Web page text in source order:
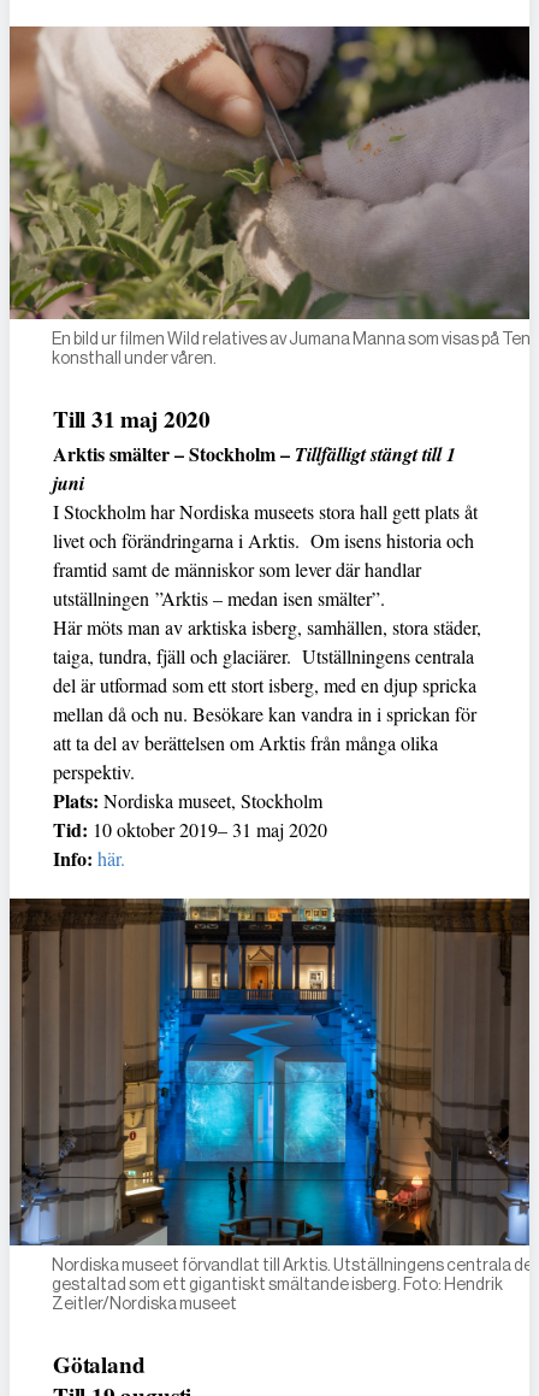
En bild ur filmen Wild relatives av Jumana Manna som visas på
konsthall under våren.
Till 31 maj 2020
Arktis smälter – Stockholm – Tillfälligt stängt till 1
juni
I Stockholm har Nordiska museets stora hall gett plats åt
livet och förändringarna i Arktis. Om isens historia och
framtid samt de människor som lever där handlar
utställningen ”Arktis – medan isen smälter”.
Här möts man av arktiska isberg, samhällen, stora städer,
taiga, tundra, fjäll och glaciärer. Utställningens centrala
del är utformad som ett stort isberg, med en djup spricka
mellan då och nu. Besökare kan vandra in i sprickan för
att ta del av berättelsen om Arktis från många olika
perspektiv.
Plats: Nordiska museet, Stockholm
Tid: 10 oktober 2019– 31 maj 2020
Info: här.
Nordiska museet förvandlat till Arktis. Utställningens centrala del
gestaltad som ett gigantiskt smältande isberg. Foto: Hendrik
Zeitler/Nordiska museet
Götaland